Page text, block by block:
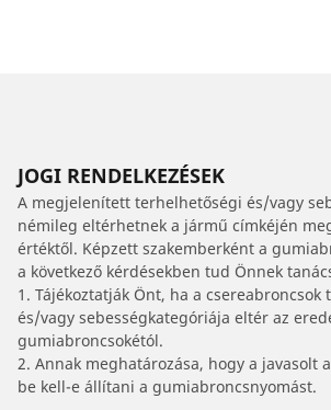
JOGI RENDELKEZÉSEK
A megjelenített terhelhetőségi és/vagy
némileg eltérhetnek a jármű címkéjén
értéktől. Képzett szakemberként a
a következő kérdésekben tud Önnek
1. Tájékoztatják Önt, ha a csereabroncsok
és/vagy sebességkategóriája eltér az
gumiabroncsokétól.
2. Annak meghatározása, hogy a javasolt
be kell-e állítani a gumiabroncsnyomást.